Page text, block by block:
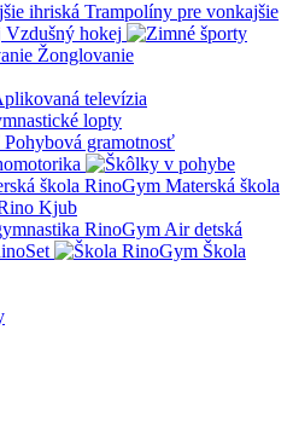
Trampolíny pre vonkajšie
Vzdušný hokej
Žonglovanie
televízia
lopty
Pohybová gramotnosť
Materská škola
Kjub
RinoGym Air detská
Škola